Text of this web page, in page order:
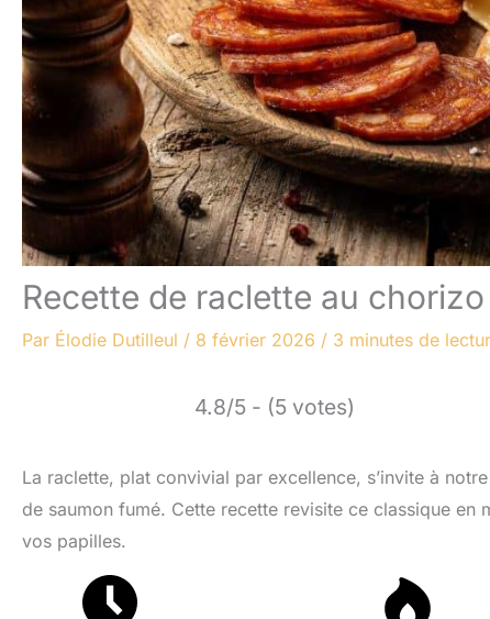
Recette de raclette au
Par Élodie Dutilleul / 8 février 2026 / 3 minutes de
4.8/5 - (5 votes)
La raclette, plat convivial par excellence, s’invite à
de saumon fumé. Cette recette revisite ce classique
vos papilles.